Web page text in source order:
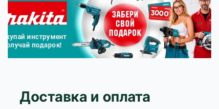
Доставка и оплата
оплату на части
без переплат
Сегодня
25 %